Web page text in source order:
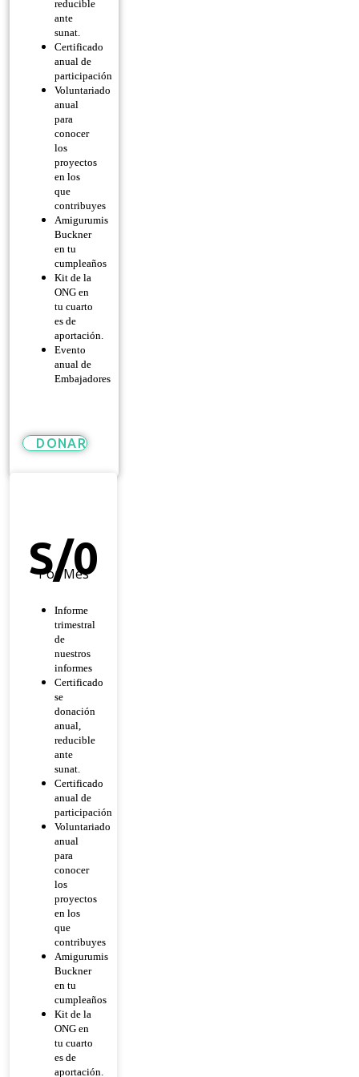
reducible
ante
sunat.
Certificado
anual de
participación
Voluntariado
anual
para
conocer
los
proyectos
en los
que
contribuyes
Amigurumis
Buckner
en tu
cumpleaños
Kit de la
ONG en
tu cuarto
es de
aportación.
Evento
anual de
Embajadores
DONAR
Esperanza
S/0
Por Mes
Informe
trimestral
de
nuestros
informes
Certificado
se
donación
anual,
reducible
ante
sunat.
Certificado
anual de
participación
Voluntariado
anual
para
conocer
los
proyectos
en los
que
contribuyes
Amigurumis
Buckner
en tu
cumpleaños
Kit de la
ONG en
tu cuarto
es de
aportación.